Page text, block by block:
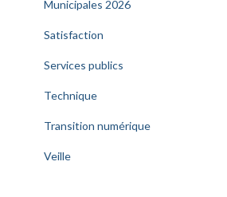
Municipales 2026
Satisfaction
Services publics
Technique
Transition numérique
Veille